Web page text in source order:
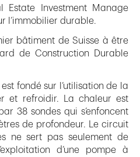
Estate Investment Manage
l’immobilier durable.
bâtiment de Suisse à être
de Construction Durable
fondé sur l’utilisation de la
et refroidir. La chaleur est
38 sondes qui s’enfoncent
de profondeur. Le circuit
ne sert pas seulement de
d’une pompe à